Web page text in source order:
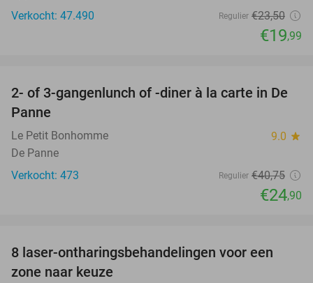
Verkocht: 47.490
Regulier €23,50
€19,99
39%
2- of 3-gangenlunch of -diner à la carte in De
Panne
Le Petit Bonhomme 9.0 star
De Panne
Verkocht: 473
Regulier €40,75
€24,90
86%
8 laser-ontharingsbehandelingen voor een
zone naar keuze